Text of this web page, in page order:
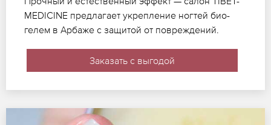
MEDICINE предлагает укрепление ногтей био-
гелем в Арбаже с защитой от повреждений.
Заказать с выгодой